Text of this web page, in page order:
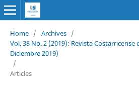
Home / Archives /
Vol. 38 No. 2 (2019): Revista Costarricense
Diciembre 2019)
/
Articles